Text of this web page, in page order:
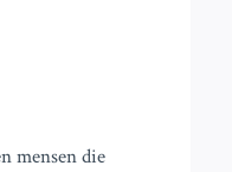
mensen die